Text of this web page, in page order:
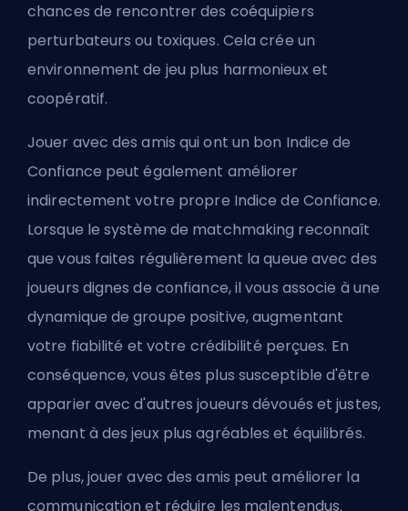
chances de rencontrer des coéquipiers
perturbateurs ou toxiques. Cela crée un
environnement de jeu plus harmonieux et
coopératif.
Jouer avec des amis qui ont un bon Indice de
Confiance peut également améliorer
indirectement votre propre Indice de Confiance.
Lorsque le système de matchmaking reconnaît
que vous faites régulièrement la queue avec des
joueurs dignes de confiance, il vous associe à une
dynamique de groupe positive, augmentant
votre fiabilité et votre crédibilité perçues. En
conséquence, vous êtes plus susceptible d'être
apparier avec d'autres joueurs dévoués et justes,
menant à des jeux plus agréables et équilibrés.
De plus, jouer avec des amis peut améliorer la
communication et réduire les malentendus.